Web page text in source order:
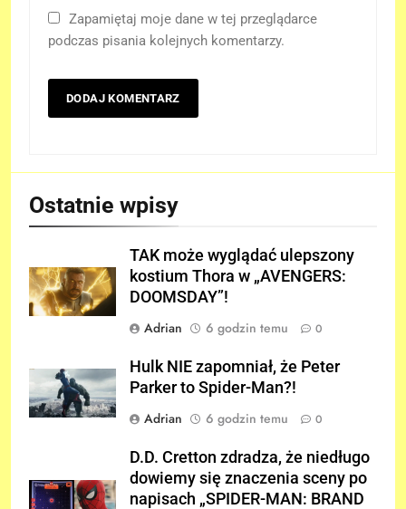
Zapamiętaj moje dane w tej przeglądarce
podczas pisania kolejnych komentarzy.
Ostatnie wpisy
TAK może wyglądać ulepszony
kostium Thora w „AVENGERS:
DOOMSDAY”!
Adrian
6 godzin temu 0
Hulk NIE zapomniał, że Peter
Parker to Spider-Man?!
Adrian
6 godzin temu 0
D.D. Cretton zdradza, że niedługo
dowiemy się znaczenia sceny po
napisach „SPIDER-MAN: BRAND